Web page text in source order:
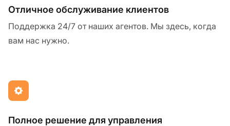
Отличное обслуживание клиентов
Поддержка 24/7 от наших агентов. Мы здесь, когда
вам нас нужно.
Полное решение для управления